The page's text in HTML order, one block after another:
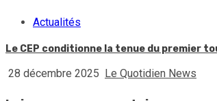
Actualités
Le CEP conditionne la tenue du premier
28 décembre 2025 Le Quotidien News